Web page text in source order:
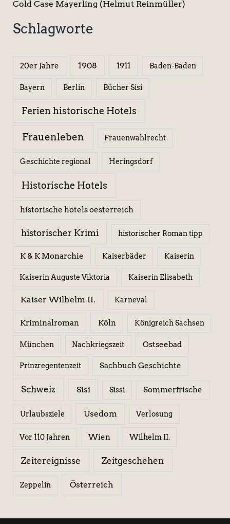
Cold Case Mayerling (Helmut Reinmüller)
Schlagworte
20er Jahre 1908 1911 Baden-Baden
Bayern Berlin Bücher Sisi
Ferien historische Hotels
Frauenleben Frauenwahlrecht
Geschichte regional Heringsdorf
Historische Hotels
historische hotels oesterreich
historischer Krimi historischer Roman tipp
K & K Monarchie Kaiserbäder Kaiserin
Kaiserin Auguste Viktoria Kaiserin Elisabeth
Kaiser Wilhelm II. Karneval
Kriminalroman Köln Königreich Sachsen
München Nachkriegszeit Ostseebad
Prinzregentenzeit Sachbuch Geschichte
Schweiz Sisi Sissi Sommerfrische
Urlaubsziele Usedom Verlosung
Vor 110 Jahren Wien Wilhelm II.
Zeitereignisse Zeitgeschehen
Zeppelin Österreich